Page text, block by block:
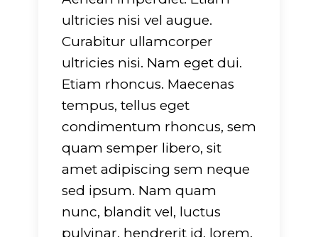
ultricies nisi vel augue.
Curabitur ullamcorper
ultricies nisi. Nam eget dui.
Etiam rhoncus. Maecenas
tempus, tellus eget
condimentum rhoncus, sem
quam semper libero, sit
amet adipiscing sem neque
sed ipsum. Nam quam
nunc, blandit vel, luctus
pulvinar, hendrerit id, lorem.